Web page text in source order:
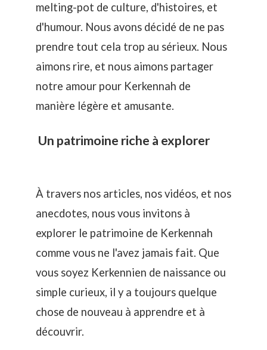
melting-pot de culture, d'histoires, et
d'humour. Nous avons décidé de ne pas
prendre tout cela trop au sérieux. Nous
aimons rire, et nous aimons partager
notre amour pour Kerkennah de
manière légère et amusante.
Un patrimoine riche à explorer
À travers nos articles, nos vidéos, et nos
anecdotes, nous vous invitons à
explorer le patrimoine de Kerkennah
comme vous ne l'avez jamais fait. Que
vous soyez Kerkennien de naissance ou
simple curieux, il y a toujours quelque
chose de nouveau à apprendre et à
découvrir.